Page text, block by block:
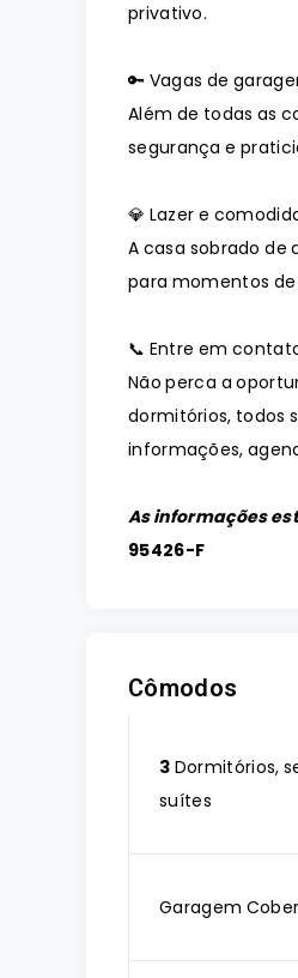
privativo.
🔑 Vagas de
Além de todas as
segurança e
💎 Lazer e
A casa sobrado
para momentos
📞 Entre em
Não perca a
dormitórios, todos
informações,
As informações
95426-F
Cômodos
3 Dormitórios,
suítes
Garagem